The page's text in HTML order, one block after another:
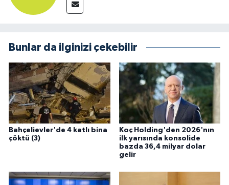
Bunlar da ilginizi çekebilir
Bahçelievler'de 4 katlı bina
çöktü (3)
Koç Holding'den 2026'nın
ilk yarısında konsolide
bazda 36,4 milyar dolar
gelir